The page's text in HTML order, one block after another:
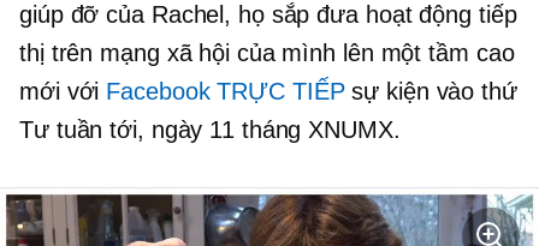
giúp đỡ của Rachel, họ sắp đưa hoạt động tiếp
thị trên mạng xã hội của mình lên một tầm cao
mới với Facebook TRỰC TIẾPsự kiện vào thứ
Tư tuần tới, ngày 11 tháng XNUMX.